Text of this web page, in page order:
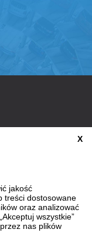
X
jakość
treści dostosowane
oraz analizować
wszystkie”
nas plików